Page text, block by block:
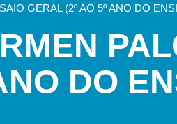
GERAL (2º AO 5º ANO DO
DO